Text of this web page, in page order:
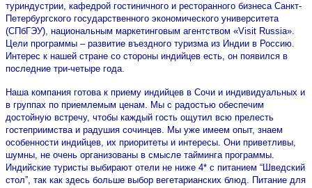
туриндустрии, кафедрой гостиничного и ресторанного бизнеса Санкт-
Петербургского государственного экономического университета
(СПбГЭУ), национальным маркетинговым агентством «Visit Russia».
Цели программы – развитие въездного туризма из Индии в Россию.
Интерес к нашей стране со стороны индийцев есть, он появился в
последние три-четыре года.
Наша компания готова к приему индийцев в Сочи и индивидуальных и
в группах по приемлемым ценам. Мы с радостью обеспечим
достойную встречу, чтобы каждый гость ощутил всю прелесть
гостеприимства и радушия сочинцев. Мы уже имеем опыт, знаем
особенности индийцев, их приоритеты и интересы. Они приветливы,
шумны, не очень организованы в смысле тайминга программы.
Индийские туристы выбирают отели не ниже 4* с питанием “Шведский
стол”, так как здесь больше выбор вегетарианских блюд. Питание для